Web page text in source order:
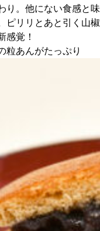
り。他にない食感と味
ピリリとあと引く山椒
感覚！
粒あんがたっぷり